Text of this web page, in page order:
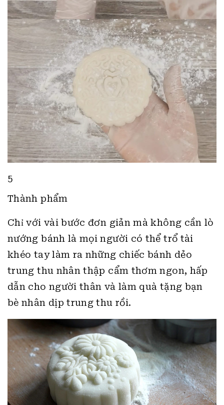
5
Thành phẩm
Chỉ với vài bước đơn giản mà không cần lò
nướng bánh là mọi người có thể trổ tài
khéo tay làm ra những chiếc bánh dẻo
trung thu nhân thập cẩm thơm ngon, hấp
dẫn cho người thân và làm quà tặng bạn
bè nhân dịp trung thu rồi.